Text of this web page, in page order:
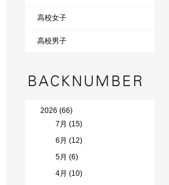
高校女子
高校男子
2026 (66)
7月 (15)
6月 (12)
5月 (6)
4月 (10)